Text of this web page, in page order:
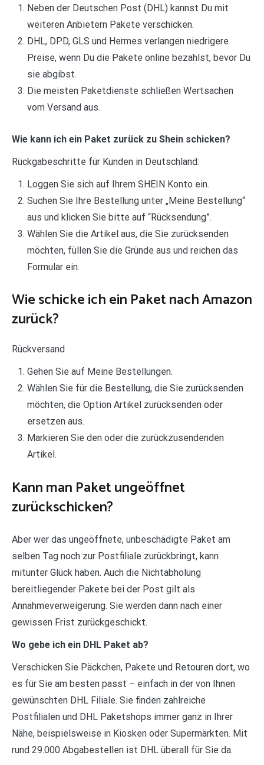
Neben der Deutschen Post (DHL) kannst Du mit
weiteren Anbietern Pakete verschicken.
DHL, DPD, GLS und Hermes verlangen niedrigere
Preise, wenn Du die Pakete online bezahlst, bevor Du
sie abgibst.
Die meisten Paketdienste schließen Wertsachen
vom Versand aus.
Wie kann ich ein Paket zurück zu Shein schicken?
Rückgabeschritte für Kunden in Deutschland:
Loggen Sie sich auf Ihrem SHEIN Konto ein.
Suchen Sie Ihre Bestellung unter „Meine Bestellung“
aus und klicken Sie bitte auf “Rücksendung”.
Wählen Sie die Artikel aus, die Sie zurücksenden
möchten, füllen Sie die Gründe aus und reichen das
Formular ein.
Wie schicke ich ein Paket nach Amazon
zurück?
Rückversand
Gehen Sie auf Meine Bestellungen.
Wählen Sie für die Bestellung, die Sie zurücksenden
möchten, die Option Artikel zurücksenden oder
ersetzen aus.
Markieren Sie den oder die zurückzusendenden
Artikel.
Kann man Paket ungeöffnet
zurückschicken?
Aber wer das ungeöffnete, unbeschädigte Paket am
selben Tag noch zur Postfiliale zurückbringt, kann
mitunter Glück haben. Auch die Nichtabholung
bereitliegender Pakete bei der Post gilt als
Annahmeverweigerung. Sie werden dann nach einer
gewissen Frist zurückgeschickt.
Wo gebe ich ein DHL Paket ab?
Verschicken Sie Päckchen, Pakete und Retouren dort, wo
es für Sie am besten passt – einfach in der von Ihnen
gewünschten DHL Filiale. Sie finden zahlreiche
Postfilialen und DHL Paketshops immer ganz in Ihrer
Nähe, beispielsweise in Kiosken oder Supermärkten. Mit
rund 29.000 Abgabestellen ist DHL überall für Sie da.